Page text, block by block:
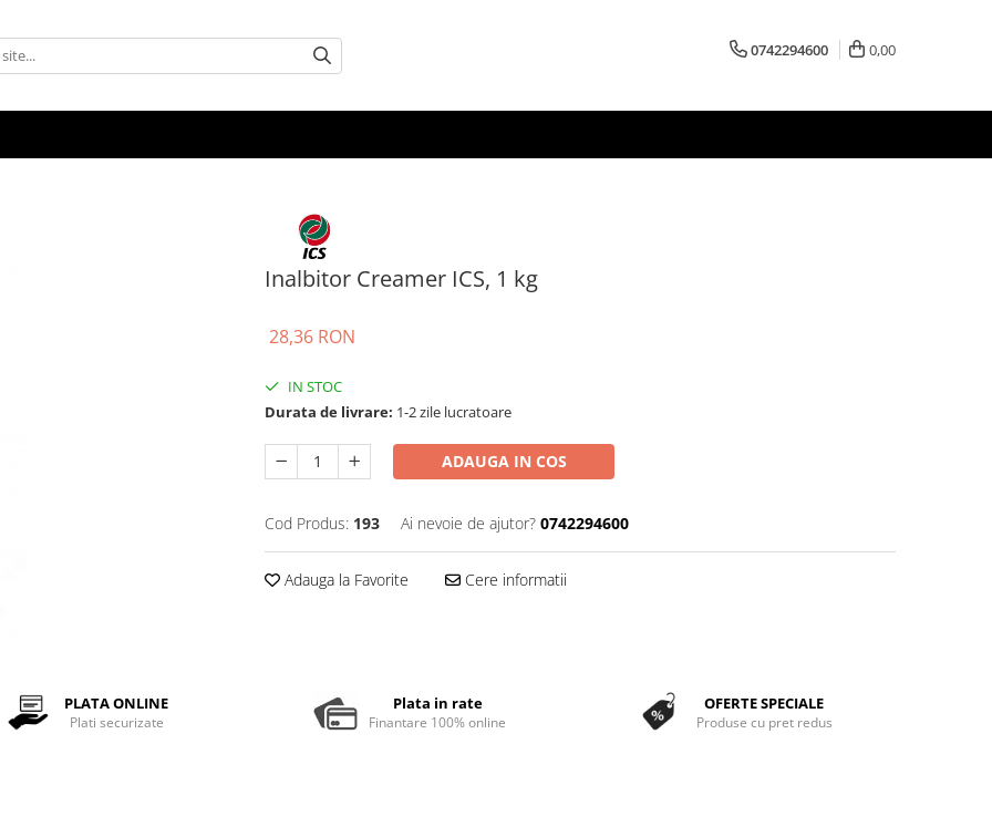
0742294600 0,00
Inalbitor Creamer ICS, 1 kg
28,36 RON
IN STOC
Durata de livrare: 1-2 zile lucratoare
ADAUGA IN COS
Cod Produs: 193 Ai nevoie de ajutor? 0742294600
Adauga la Favorite Cere informatii
PLATA ONLINE
Plati securizate
Plata in rate
Finantare 100% online
OFERTE SPECIALE
Produse cu pret redus